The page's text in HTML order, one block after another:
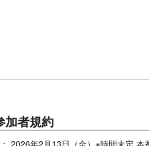
加者規約
2026年2月13日（金）※時間未定 本